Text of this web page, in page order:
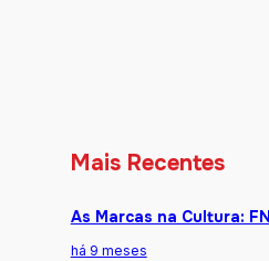
Mais Recentes
As Marcas na Cultura:
há 9 meses